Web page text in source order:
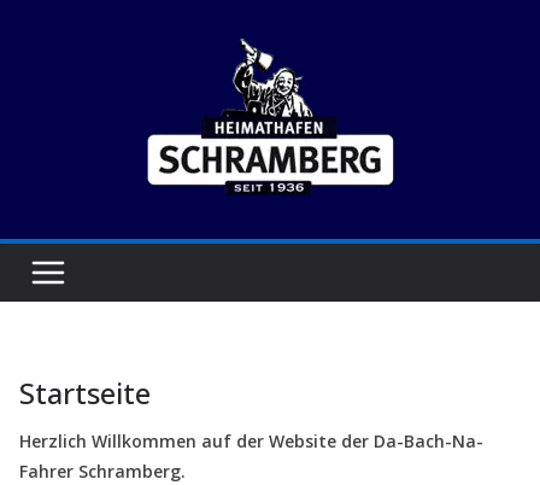
Startseite
Herzlich Willkommen auf der Website der Da-Bach-Na-
Fahrer Schramberg.